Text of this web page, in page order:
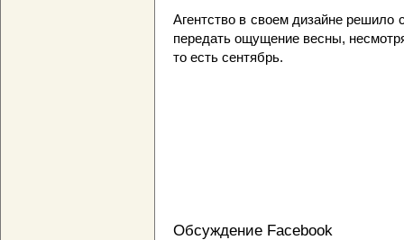
Агентство в своем дизайне решило
передать ощущение весны,
то есть сентябрь.
Обсуждение Facebook